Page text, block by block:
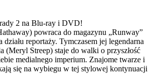
2 na Blu-ray i DVD!
powraca do magazynu „Runway”
reportaży. Tymczasem jej legendarna
(Meryl Streep) staje do walki o przyszłość
medialnego imperium. Znajome twarze i
się na wybiegu w tej stylowej kontynuacji